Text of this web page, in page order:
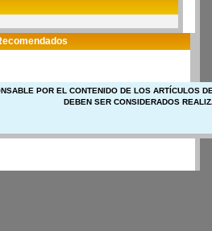
POR EL CONTENIDO DE LOS ARTÍCULOS
DEBEN SER CONSIDERADOS